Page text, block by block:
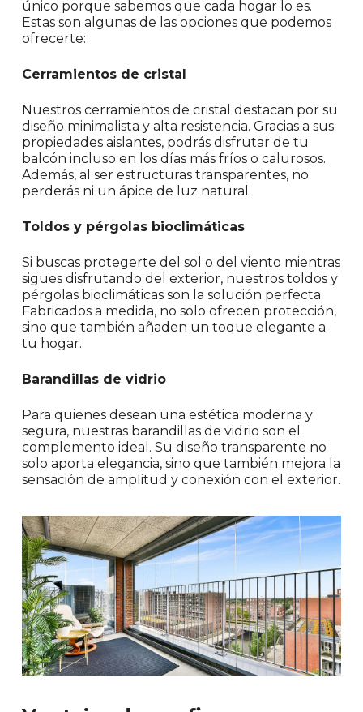
único porque sabemos que cada hogar lo es.
Estas son algunas de las opciones que podemos
ofrecerte:
Cerramientos de cristal
Nuestros cerramientos de cristal destacan por su
diseño minimalista y alta resistencia. Gracias a sus
propiedades aislantes, podrás disfrutar de tu
balcón incluso en los días más fríos o calurosos.
Además, al ser estructuras transparentes, no
perderás ni un ápice de luz natural.
Toldos y pérgolas bioclimáticas
Si buscas protegerte del sol o del viento mientras
sigues disfrutando del exterior, nuestros toldos y
pérgolas bioclimáticas son la solución perfecta.
Fabricados a medida, no solo ofrecen protección,
sino que también añaden un toque elegante a
tu hogar.
Barandillas de vidrio
Para quienes desean una estética moderna y
segura, nuestras barandillas de vidrio son el
complemento ideal. Su diseño transparente no
solo aporta elegancia, sino que también mejora la
sensación de amplitud y conexión con el exterior.